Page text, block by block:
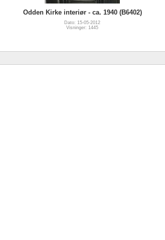
Odden Kirke interiør - ca. 1940 (B6402)
Dato: 15-05-2012
Visninger: 1445